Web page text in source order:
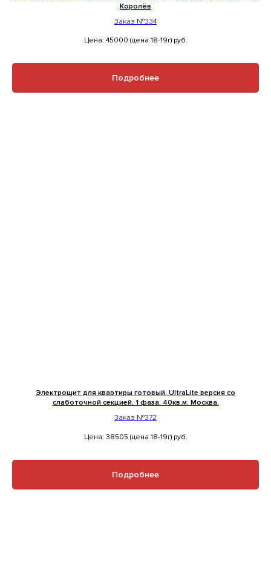
Королёв
Заказ №334
Цена: 45000 (цена 18-19г) руб.
Подробнее
Электрощит для квартиры готовый. UltraLite версия со
слаботочной секцией. 1 фаза. 40кв.м. Москва.
Заказ №372
Цена: 38505 (цена 18-19г) руб.
Подробнее